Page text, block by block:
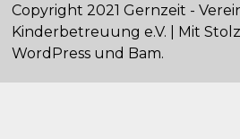
Copyright 2021 Gernzeit -
Kinderbetreuung e.V. | Mit
WordPress und Bam.